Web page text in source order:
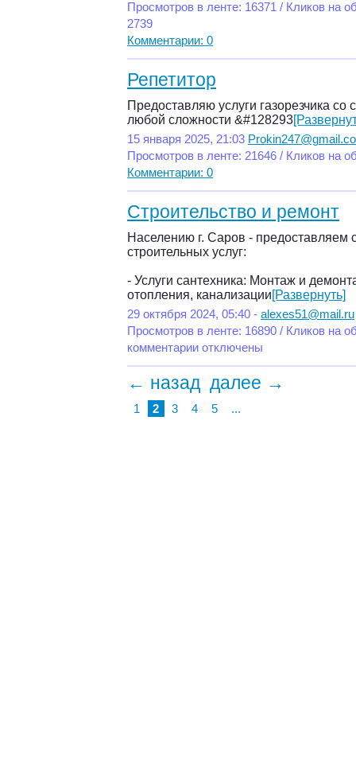
Просмотров в ленте: 16371 / Кликов на
2739
Комментарии: 0
Репетитор
Предоставляю услуги газорезчика
любой сложности &#128293
15 января 2025, 21:03
Просмотров в ленте: 21646 / Кликов на
Комментарии: 0
Строительство и ремонт
Населению г. Саров -
строительных услуг:
- Услуги сантехника: Монтаж и
отопления, канализации[Развернуть]
29 октября 2024, 05:40 - alexes51@mail.ru
Просмотров в ленте: 16890 / Кликов на
комментарии отключены
← назад далее →
1 2 3 4 5 ...